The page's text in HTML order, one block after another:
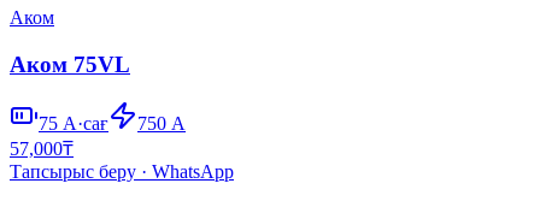
Аком
Аком 75VL
75 А·сағ 750 А
57,000₸
Тапсырыс беру · WhatsApp